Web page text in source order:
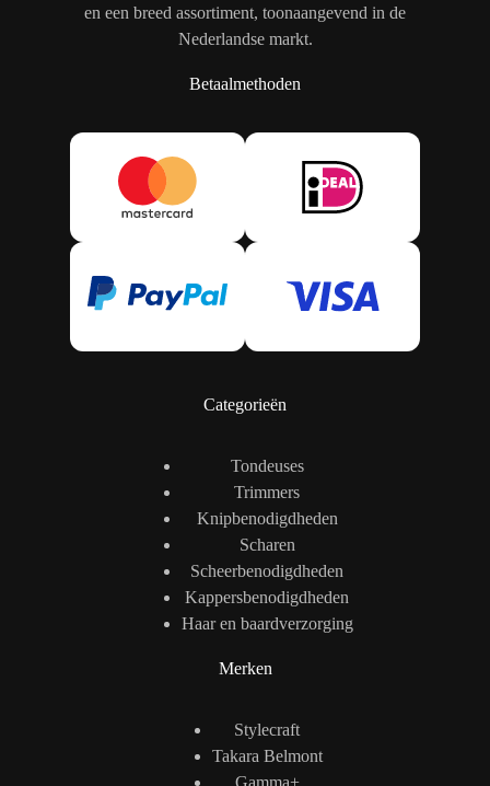
en een breed assortiment, toonaangevend in de
Nederlandse markt.
Betaalmethoden
Categorieën
Tondeuses
Trimmers
Knipbenodigdheden
Scharen
Scheerbenodigdheden
Kappersbenodigdheden
Haar en baardverzorging
Merken
Stylecraft
Takara Belmont
Gamma+